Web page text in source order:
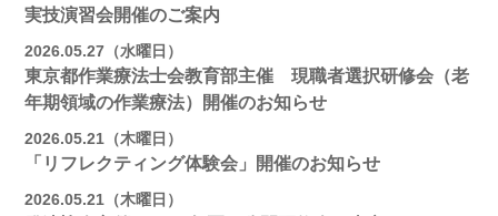
実技演習会開催のご案内
2026.05.27（水曜日）
東京都作業療法士会教育部主催 現職者選択研修会（老
年期領域の作業療法）開催のお知らせ
2026.05.21（木曜日）
「リフレクティング体験会」開催のお知らせ
2026.05.21（木曜日）